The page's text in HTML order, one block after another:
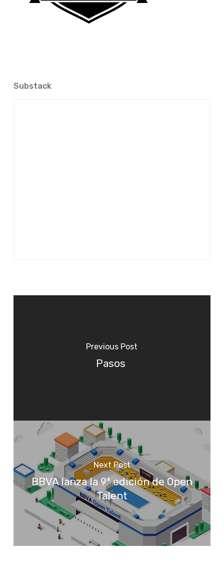
Substack
Previous Post
Pasos
Next Post
BBVA lanza la 9ª edición de Open
Talent